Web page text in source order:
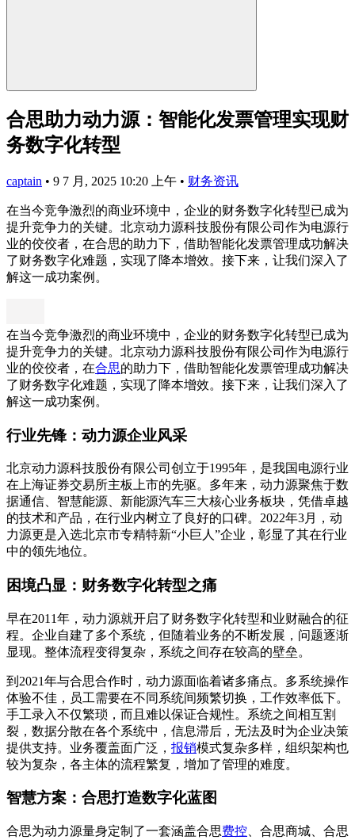
合思助力动力源：智能化发票管理实现财
务数字化转型
captain • 9 7 月, 2025 10:20 上午 • 财务资讯
在当今竞争激烈的商业环境中，企业的财务数字化转型已成为
提升竞争力的关键。北京动力源科技股份有限公司作为电源行
业的佼佼者，在合思的助力下，借助智能化发票管理成功解决
了财务数字化难题，实现了降本增效。接下来，让我们深入了
解这一成功案例。
在当今竞争激烈的商业环境中，企业的财务数字化转型已成为
提升竞争力的关键。北京动力源科技股份有限公司作为电源行
业的佼佼者，在合思的助力下，借助智能化发票管理成功解决
了财务数字化难题，实现了降本增效。接下来，让我们深入了
解这一成功案例。
行业先锋：动力源企业风采
北京动力源科技股份有限公司创立于1995年，是我国电源行业
在上海证券交易所主板上市的先驱。多年来，动力源聚焦于数
据通信、智慧能源、新能源汽车三大核心业务板块，凭借卓越
的技术和产品，在行业内树立了良好的口碑。2022年3月，动
力源更是入选北京市专精特新“小巨人”企业，彰显了其在行业
中的领先地位。
困境凸显：财务数字化转型之痛
早在2011年，动力源就开启了财务数字化转型和业财融合的征
程。企业自建了多个系统，但随着业务的不断发展，问题逐渐
显现。整体流程变得复杂，系统之间存在较高的壁垒。
到2021年与合思合作时，动力源面临着诸多痛点。多系统操作
体验不佳，员工需要在不同系统间频繁切换，工作效率低下。
手工录入不仅繁琐，而且难以保证合规性。系统之间相互割
裂，数据分散在各个系统中，信息滞后，无法及时为企业决策
提供支持。业务覆盖面广泛， 报销模式复杂多样，组织架构也
较为复杂，各主体的流程繁复，增加了管理的难度。
智慧方案：合思打造数字化蓝图
合思为动力源量身定制了一套涵盖合思费控 、合思商城、合思